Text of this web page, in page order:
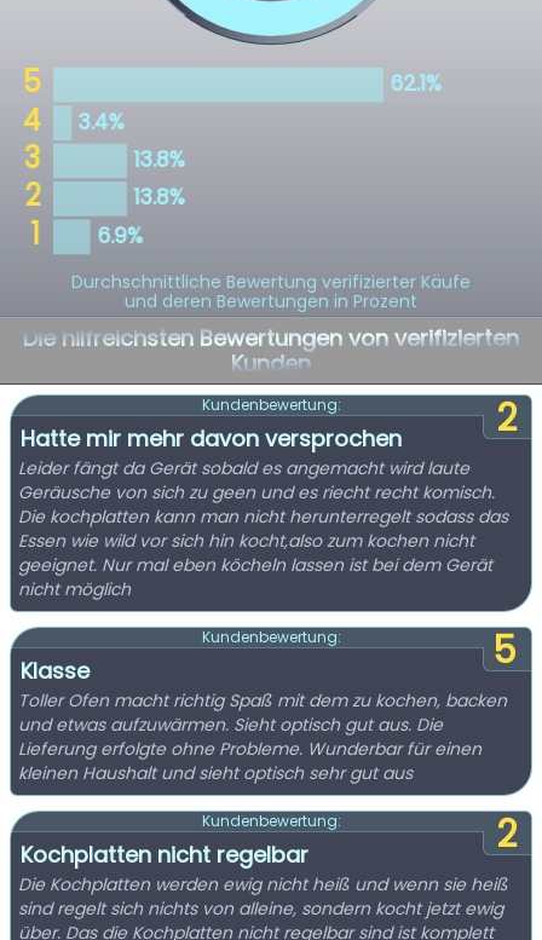
Durchschnittliche Bewertung verifizierter Käufe
und deren Bewertungen in Prozent
Die hilfreichsten Bewertungen von verifizierten
Kunden
2
Kundenbewertung:
Hatte mir mehr davon versprochen
Leider fängt da Gerät sobald es angemacht wird laute
Geräusche von sich zu geen und es riecht recht komisch.
Die kochplatten kann man nicht herunterregelt sodass das
Essen wie wild vor sich hin kocht,also zum kochen nicht
geeignet. Nur mal eben köcheln lassen ist bei dem Gerät
nicht möglich
5
Kundenbewertung:
Klasse
Toller Ofen macht richtig Spaß mit dem zu kochen, backen
und etwas aufzuwärmen. Sieht optisch gut aus. Die
Lieferung erfolgte ohne Probleme. Wunderbar für einen
kleinen Haushalt und sieht optisch sehr gut aus
2
Kundenbewertung:
Kochplatten nicht regelbar
Die Kochplatten werden ewig nicht heiß und wenn sie heiß
sind regelt sich nichts von alleine, sondern kocht jetzt ewig
über. Das die Kochplatten nicht regelbar sind ist komplett